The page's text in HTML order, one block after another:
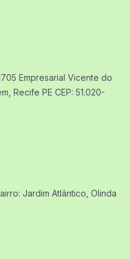
Empresarial Vicente do
Recife PE CEP: 51.020-
Jardim Atlântico, Olinda